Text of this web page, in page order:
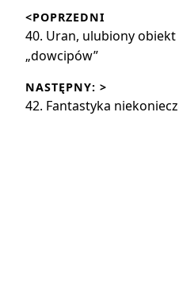
wpisu
<POPRZEDNI
Poprzedni
wpis:
40. Uran, ulubiony
„dowcipów”
NASTĘPNY: >
Następny
42. Fantastyka